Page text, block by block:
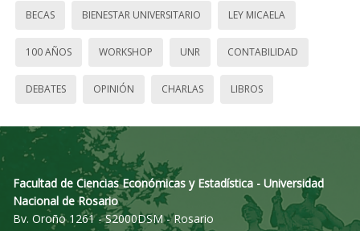
BECAS BIENESTAR UNIVERSITARIO LEY MICAELA
100 AÑOS WORKSHOP UNR CONTABILIDAD
DEBATES OPINIÓN CHARLAS LIBROS
Facultad de Ciencias Económicas y Estadística - Universidad
Nacional de Rosario
Bv. Oroño 1261 - S2000DSM - Rosario